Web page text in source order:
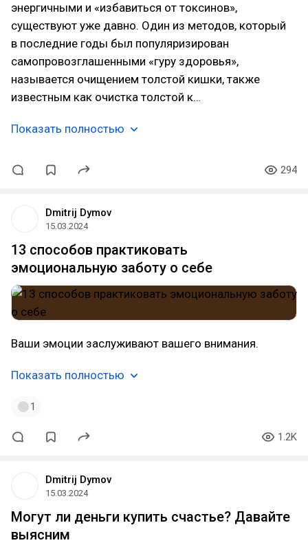
энергичными и «избавиться от токсинов»,
существуют уже давно. Один из методов, который
в последние годы был популяризирован
самопровозглашенными «гуру здоровья»,
называется очищением толстой кишки, также
известным как очистка толстой к…
Показать полностью
294
Dmitrij Dymov
15.03.2024
13 способов практиковать
эмоциональную заботу о себе
Ваши эмоции заслуживают вашего внимания.
Показать полностью
1
1.2K
Dmitrij Dymov
15.03.2024
Могут ли деньги купить счастье? Давайте
выясним